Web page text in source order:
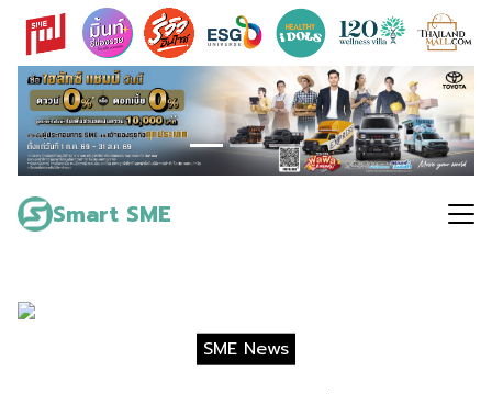
Skip
content
Smart SME
Search
for:
SME News